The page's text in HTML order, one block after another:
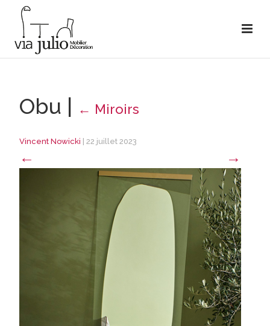
Obu | ← Miroirs
Vincent Nowicki 22 juillet 2023
← →